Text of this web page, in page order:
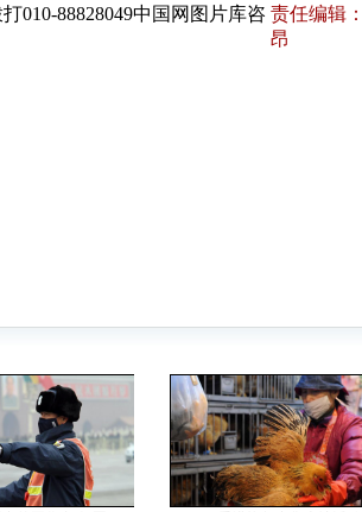
010-88828049中国网图片库咨 责任编辑
昂